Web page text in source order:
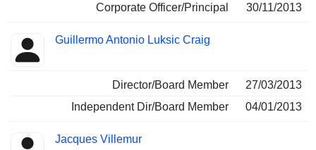
Corporate Officer/Principal 30/11/2013
Guillermo Antonio Luksic Craig
Director/Board Member
27/03/2013
Independent Dir/Board Member
04/01/2013
Jacques Villemur